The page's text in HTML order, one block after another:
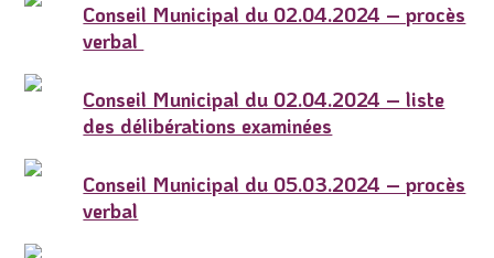
Conseil Municipal du 02.04.2024 – procès
verbal
Conseil Municipal du 02.04.2024 – liste
des délibérations examinées
Conseil Municipal du 05.03.2024 – procès
verbal